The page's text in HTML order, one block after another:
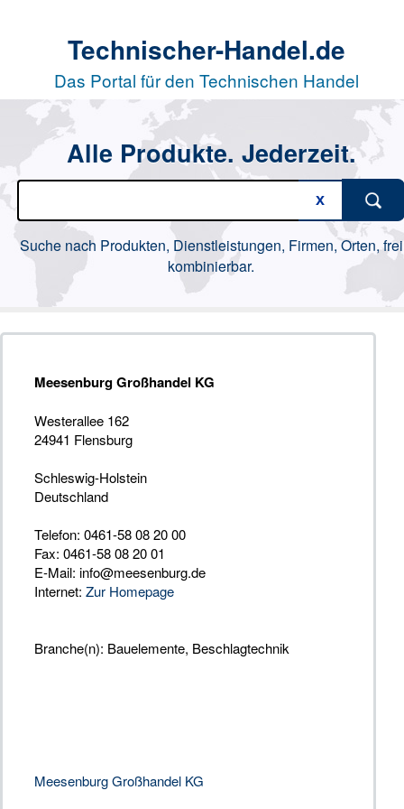
Technischer-Handel.de
Das Portal für den Technischen Handel
Alle Produkte. Jederzeit.
Suche nach Produkten, Dienstleistungen, Firmen, Orten, frei
kombinierbar.
Meesenburg Großhandel KG
Westerallee 162
24941 Flensburg
Schleswig-Holstein
Deutschland
Telefon: 0461-58 08 20 00
Fax: 0461-58 08 20 01
E-Mail: info@meesenburg.de
Internet: Zur Homepage
Branche(n): Bauelemente, Beschlagtechnik
Meesenburg Großhandel KG